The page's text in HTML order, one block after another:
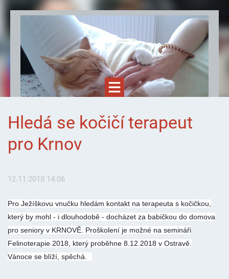
Hledá se kočičí terapeut
pro Krnov
12.11.2018 14:06
Pro Ježíškovu vnučku hledám kontakt na terapeuta s kočičkou,
který by mohl - i dlouhodobě - docházet za babičkou do domova
pro seniory v KRNOVĚ. Proškolení je možné na semináři
Felinoterapie 2018, který proběhne 8.12.2018 v Ostravě.
Vánoce se blíží, spěchá.